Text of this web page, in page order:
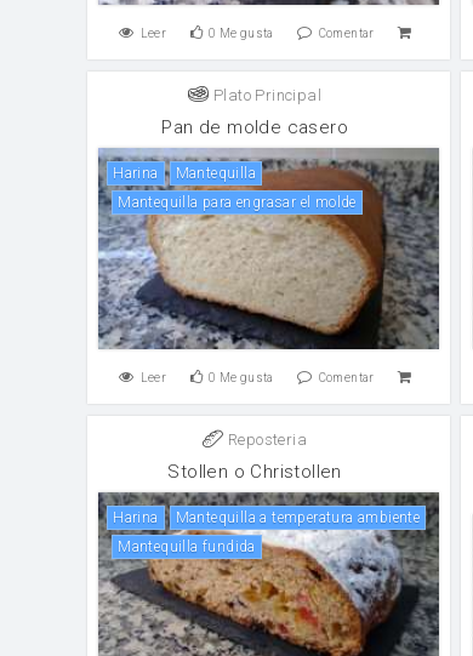
Leer 0 Me gusta Comentar
Plato Principal
Pan de molde casero
harina
mantequilla
Mantequilla para engrasar el molde
Leer 0 Me gusta Comentar
Reposteria
Stollen o Christollen
harina
Mantequilla a temperatura ambiente
Mantequilla fundida